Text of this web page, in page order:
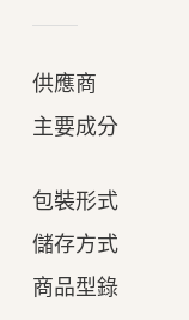
供應商
主要成分
包裝形式
儲存方式
商品型錄